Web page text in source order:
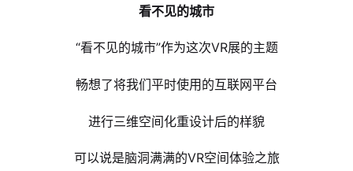
看不见的城市
“看不见的城市”作为这次VR展的主题
畅想了将我们平时使用的互联网平台
进行三维空间化重设计后的样貌
可以说是脑洞满满的VR空间体验之旅